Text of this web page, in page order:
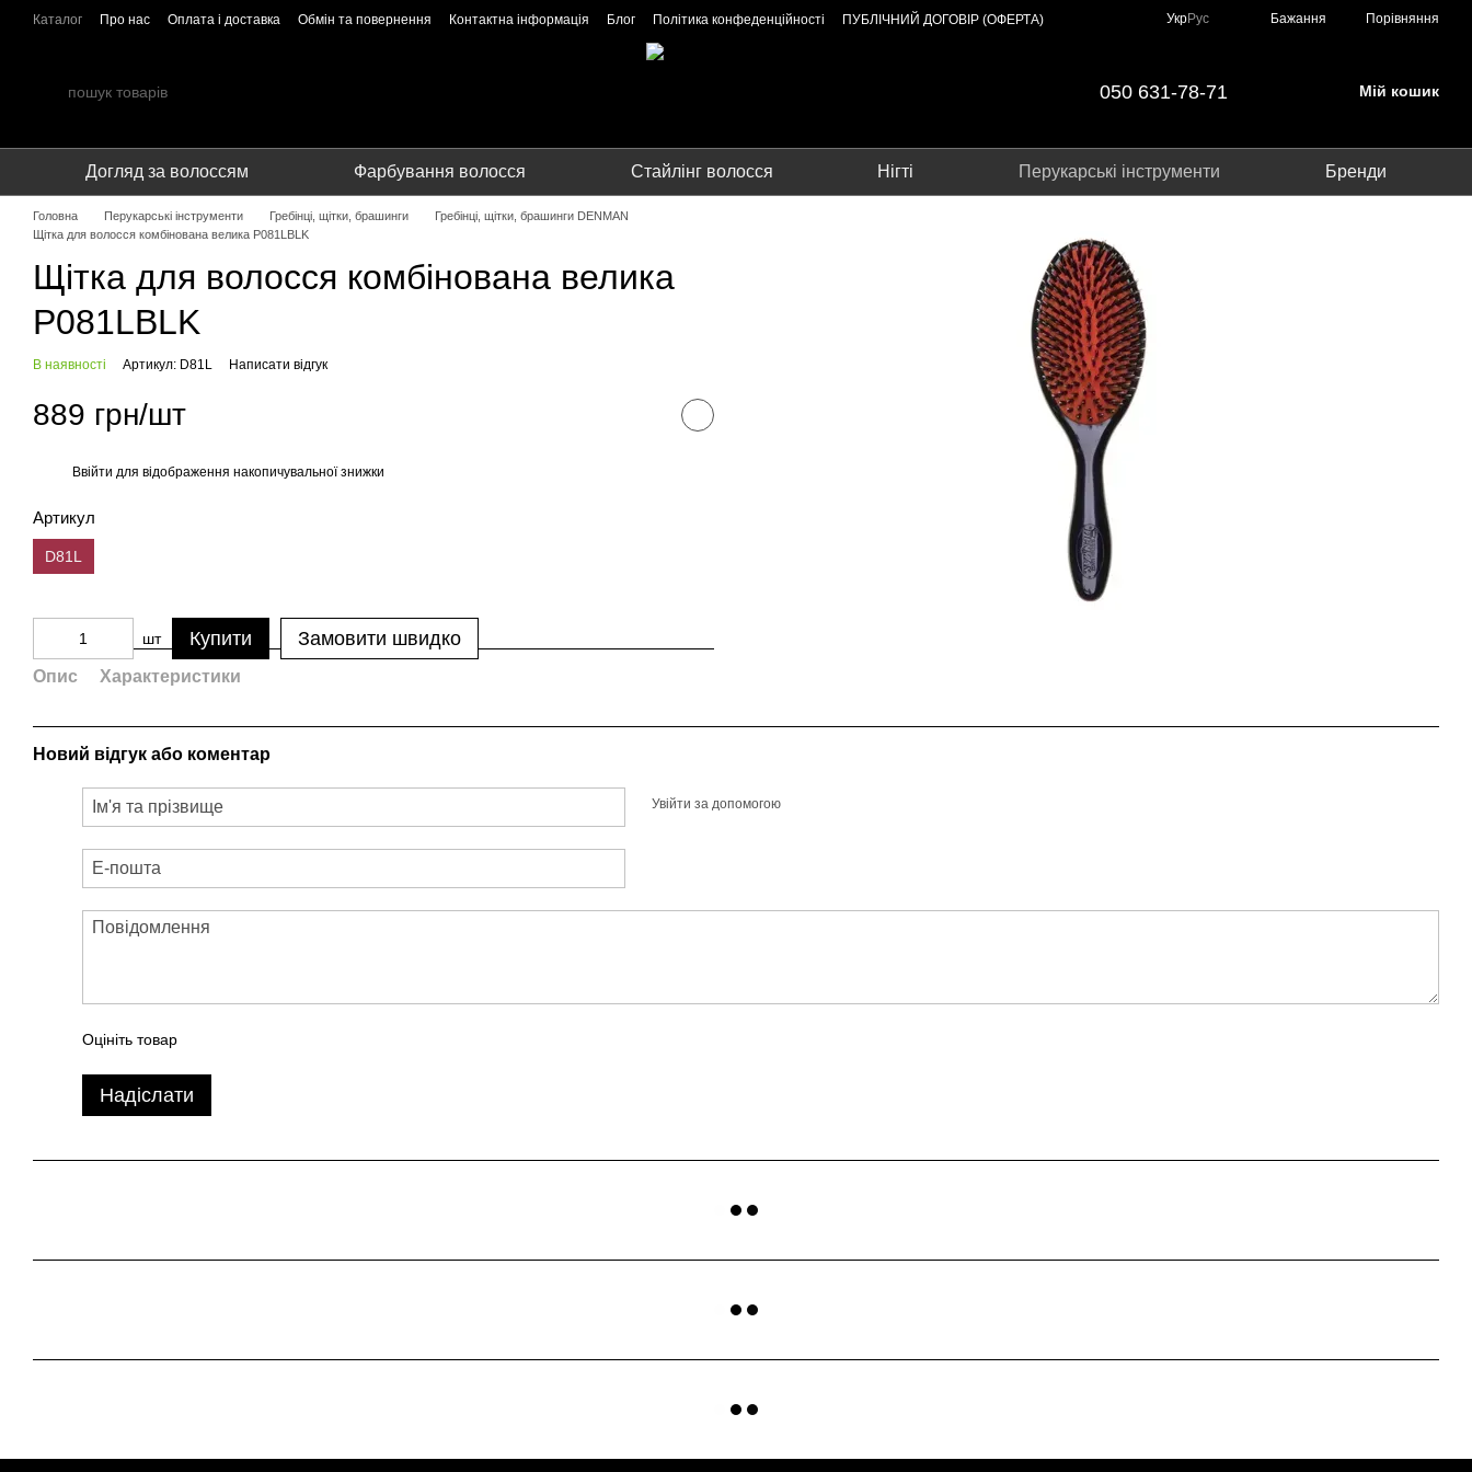
Перейти до основного контенту
Каталог Про нас Оплата і доставка Обмін та повернення Контактна інформація Блог Політика конфеденційності
ПУБЛІЧНИЙ ДОГОВІР (ОФЕРТА)
УкрРус Бажання Порівняння
050 631-78-71 Мій кошик
Догляд за волоссям Фарбування волосся Стайлінг волосся Нігті Перукарські інструменти Бренди
Головна Перукарські інструменти Гребінці, щітки, брашинги
Гребінці, щітки, брашинги DENMAN
Щітка для волосся комбінована велика P081LBLK
Щітка для волосся комбінована велика
P081LBLK
В наявності Артикул: D81L Написати відгук
889 грн/шт
Ввійти для відображення накопичувальної знижки
Артикул
D81L
шт Купити Замовити швидко
Опис Характеристики
Новий відгук або коментар
Увійти за допомогою
Оцініть товар
Надіслати